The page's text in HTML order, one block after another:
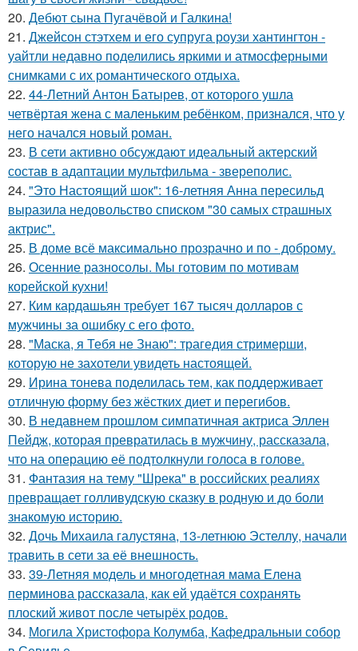
20. Дебют сына Пугачёвой и Галкина!
21. Джейсон стэтхем и его супруга роузи хантингтон -
уайтли недавно поделились яркими и атмосферными
снимками с их романтического отдыха.
22. 44-Летний Антон Батырев, от которого ушла
четвёртая жена с маленьким ребёнком, признался, что у
него начался новый роман.
23. В сети активно обсуждают идеальный актерский
состав в адаптации мультфильма - звереполис.
24. "Это Настоящий шок": 16-летняя Анна пересильд
выразила недовольство списком "30 самых страшных
актрис".
25. В доме всё максимально прозрачно и по - доброму.
26. Осенние разносолы. Мы готовим по мотивам
корейской кухни!
27. Ким кардашьян требует 167 тысяч долларов с
мужчины за ошибку с его фото.
28. "Маска, я Тебя не Знаю": трагедия стримерши,
которую не захотели увидеть настоящей.
29. Ирина тонева поделилась тем, как поддерживает
отличную форму без жёстких диет и перегибов.
30. В недавнем прошлом симпатичная актриса Эллен
Пейдж, которая превратилась в мужчину, рассказала,
что на операцию её подтолкнули голоса в голове.
31. Фантазия на тему "Шрека" в российских реалиях
превращает голливудскую сказку в родную и до боли
знакомую историю.
32. Дочь Михаила галустяна, 13-летнюю Эстеллу, начали
травить в сети за её внешность.
33. 39-Летняя модель и многодетная мама Елена
перминова рассказала, как ей удаётся сохранять
плоский живот после четырёх родов.
34. Могила Христофора Колумба, Кафедральныи собор